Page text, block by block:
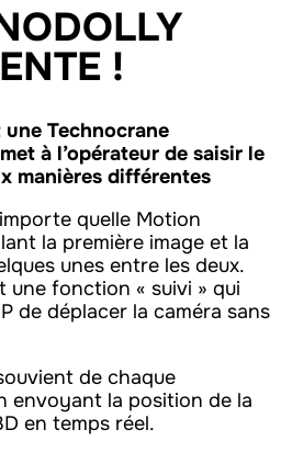
!
Technocrane
à l’opérateur de saisir le
manières différentes
quelle Motion
la première image et la
unes entre les deux.
une fonction « suivi » qui
de déplacer la caméra sans
de chaque
envoyant la position de la
en temps réel.